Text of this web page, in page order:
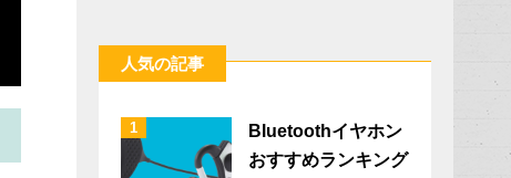
人気の記事
1
Bluetoothイヤホン
おすすめランキング